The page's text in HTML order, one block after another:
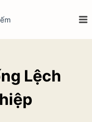
Lệch